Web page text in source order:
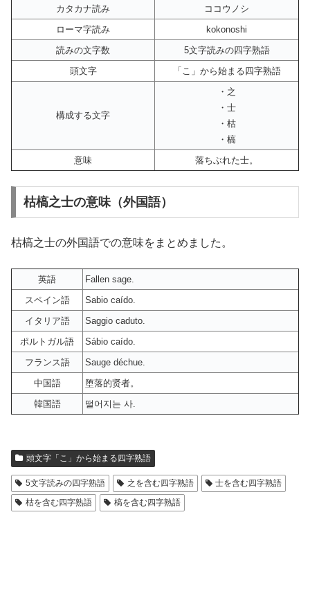
カタカナ読み
ココウノシ
ローマ字読み
kokonoshi
読みの文字数
5文字読みの四字熟語
頭文字
「こ」から始まる四字熟語
構成する文字
・之
・士
・枯
・槁
意味
落ちぶれた士。
枯槁之士の意味（外国語）
枯槁之士の外国語での意味をまとめました。
英語
Fallen sage.
スペイン語
Sabio caído.
イタリア語
Saggio caduto.
ポルトガル語
Sábio caído.
フランス語
Sauge déchue.
中国語
堕落的贤者。
韓国語
떨어지는 사.
頭文字「こ」から始まる四字熟語
5文字読みの四字熟語 之を含む四字熟語
士を含む四字熟語
枯を含む四字熟語
槁を含む四字熟語